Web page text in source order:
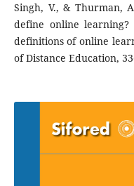
Singh, V., & Thurman,
define online
definitions of online
of Distance Education,